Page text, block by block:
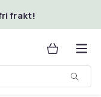
frakt!